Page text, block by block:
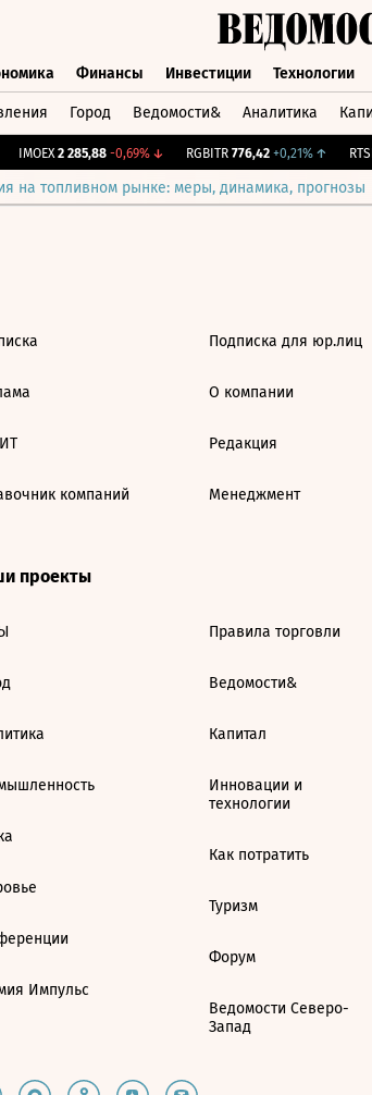
Финансы Инвестиции Технологии
Город Ведомости& Аналитика
IMOEX 2 285,88 -0,69%↓ RGBITR 776,42 +0,21%↑ RTSI
на топливном рынке: меры, динамика, прогнозы
компаний
Подписка для юр.лиц
О компании
Редакция
Менеджмент
проекты
Импульс
Правила торговли
Ведомости&
Капитал
Инновации и
технологии
Как потратить
Туризм
Форум
Ведомости Северо-
Запад